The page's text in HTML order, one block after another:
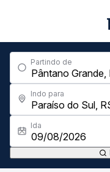
Partindo de
Indo para
Ida